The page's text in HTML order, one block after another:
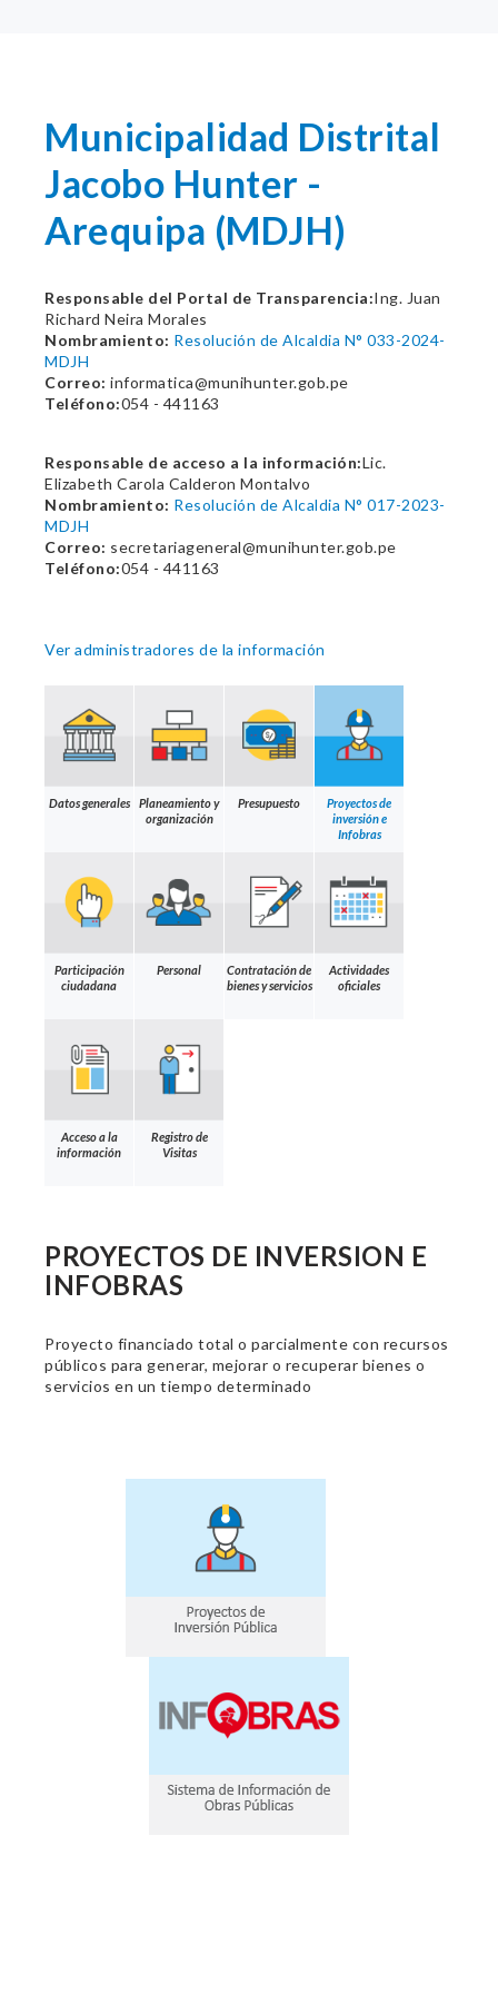
Municipalidad Distrital
Jacobo Hunter -
Arequipa (MDJH)
Responsable del Portal de Transparencia:Ing. Juan
Richard Neira Morales
Nombramiento: Resolución de Alcaldia N° 033-2024-
MDJH
Correo: informatica@munihunter.gob.pe
Teléfono:054 - 441163
Responsable de acceso a la información:Lic.
Elizabeth Carola Calderon Montalvo
Nombramiento: Resolución de Alcaldia N° 017-2023-
MDJH
Correo: secretariageneral@munihunter.gob.pe
Teléfono:054 - 441163
Ver administradores de la información
Datos generales
Planeamiento y
organización
Presupuesto
Proyectos de
inversión e
Infobras
Participación
ciudadana
Personal
Contratación de
bienes y servicios
Actividades
oficiales
Acceso a la
información
Registro de
Visitas
PROYECTOS DE INVERSION E
INFOBRAS
Proyecto financiado total o parcialmente con recursos
públicos para generar, mejorar o recuperar bienes o
servicios en un tiempo determinado